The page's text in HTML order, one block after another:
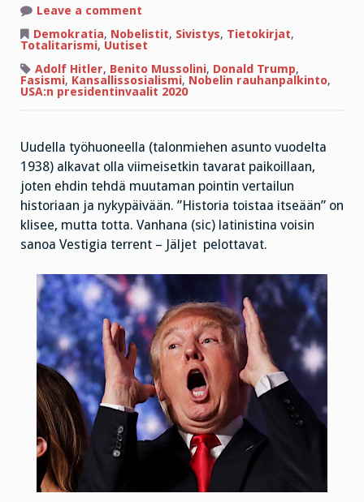
Leave a comment
veljet
keskenään
Adolf
Hitler
ja
Donald
Demokratia, Nobelistit, Sivistys, Tietokirjat,
Totalitarismi, Uutiset
Adolf Hitler, Benito Mussolini, Donald Trump,
Fasismi, Kansallissosialismi, Nobelin rauhanpalkinto,
USA:n presidentinvaalit 2020
Uudella työhuoneella (talonmiehen asunto vuodelta
1938) alkavat olla viimeisetkin tavarat paikoillaan,
joten ehdin tehdä muutaman pointin vertailun
historiaan ja nykypäivään. ”Historia toistaa itseään” on
klisee, mutta totta. Vanhana (sic) latinistina voisin
sanoa Vestigia terrent – Jäljet pelottavat.